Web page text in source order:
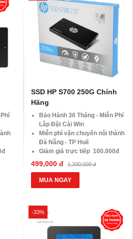
SSD HP S700 250G Chính
Hãng
Bảo Hành 36 Tháng - Miễn Phí
Lắp Đặt Cài Win
Miễn phí vận chuyển nội thành
Đà Nẵng - TP Huế
Giảm giá trực tiếp 100.000đ
đối với khách hàng Áp Dụng
VOCHER TRị Giá 850.000đ
499,000 đ 1,200,000 đ
MUA NGAY
-33%